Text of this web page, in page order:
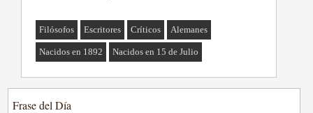
Filósofos Escritores Críticos Alemanes
Nacidos en 1892 Nacidos en 15 de Julio
Frase del Día